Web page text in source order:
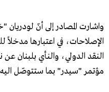
واشارت المصادر إلى أنّ
الإصلاحات، في اعتبارها
النقد الدولي، والنأي بلبنان
مؤتمر "سيدر" بما ستتوصّل